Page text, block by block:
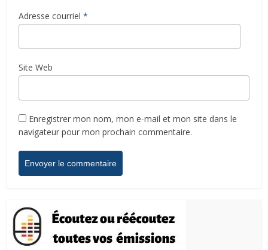
Adresse courriel *
Site Web
Enregistrer mon nom, mon e-mail et mon site dans le
navigateur pour mon prochain commentaire.